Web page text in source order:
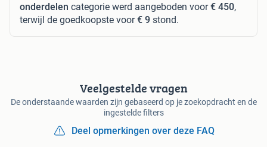
onderdelen categorie werd aangeboden voor€ 450,
terwijl de goedkoopste voor€ 9 stond.
Veelgestelde vragen
De onderstaande waarden zijn gebaseerd op je zoekopdracht en de
ingestelde filters
Deel opmerkingen over deze FAQ